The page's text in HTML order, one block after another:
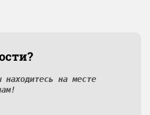
на месте